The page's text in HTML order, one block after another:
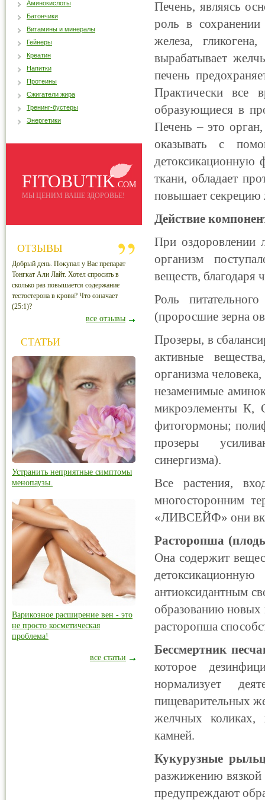
Печень, являясь
роль в
железа,
вырабатывает
печень
Практически все
образующиеся в
Печень – это
оказывать с
детоксикационную
ткани, обладает
повышает секрецию
Действие
При оздоровлении
организм
веществ, благодаря
Роль
(проросшие зерна
Прозеры, в
активные
организма
незаменимые
микроэлементы К,
фитогормоны;
прозеры
синергизма).
Все растения,
многосторонним
«ЛИВСЕЙФ» они
Расторопша
Она содержит
антиоксидантным
образованию новых
расторопша
Бессмертник
которое
нормализует
пищеварительных
желчных коликах,
камней.
Кукурузные
разжижению
предупреждают
Аминокислоты
Батончики
Витамины и минералы
Гейнеры
Креатин
Напитки
Протеины
Сжигатели жира
Тренинг-бустеры
Энергетики
FITOBUTIK.COM
МЫ ЦЕНИМ ВАШЕ ЗДОРОВЬЕ!
ОТЗЫВЫ
Добрый день. Покупал у Вас препарат
Тонгкат Али Лайт. Хотел спросить в
сколько раз повышается содержание
тестостерона в крови? Что означает
(25:1)?
все отзывы
СТАТЬИ
Устранить неприятные симптомы
менопаузы.
Варикозное расширение вен - это
не просто косметическая
проблема!
все статьи